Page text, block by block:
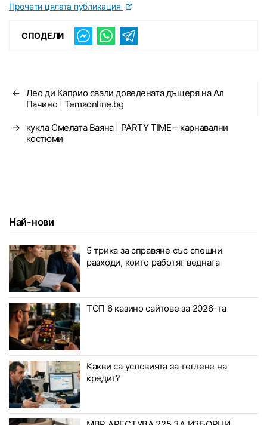
Прочети цялата публикация
СПОДЕЛИ
← Лео ди Каприо свали доведената дъщеря на Ал
Пачино | Temaonline.bg
→
кукла Смелата Ваяна | PARTY TIME – карнавални
костюми
Най-нови
5 трика за справяне със спешни
разходи, които работят веднага
ТОП 6 казино сайтове за 2026-та
Какви са условията за теглене на
кредит?